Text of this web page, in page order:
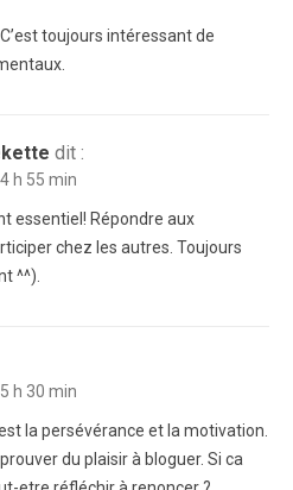
toujours intéressant de
dit :
h 55 min
essentiel! Répondre aux
chez les autres. Toujours
^^).
h 30 min
la persévérance et la motivation.
du plaisir à bloguer. Si ca